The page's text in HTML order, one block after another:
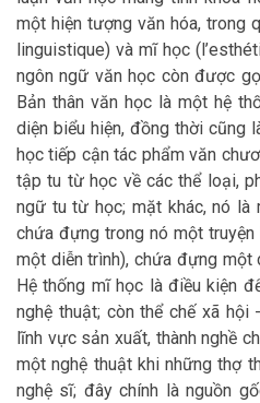
một hiện tượng văn hóa, trong
linguistique) và mĩ học
ngôn ngữ văn học còn được
Bản thân văn học là một hệ
diện biểu hiện, đồng thời cũng
học tiếp cận tác phẩm văn
tập tu từ học về các thể loại,
ngữ tu từ học; mặt khác, nó
chứa đựng trong nó một truyện
một diễn trình), chứa đựng một
Hệ thống mĩ học là điều kiện
nghệ thuật; còn thể chế xã
lĩnh vực sản xuất, thành nghề
một nghệ thuật khi những thợ
nghệ sĩ; đây chính là nguồn